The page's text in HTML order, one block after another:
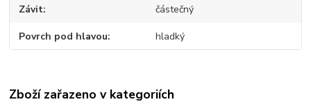
Závit částečný
Povrch pod hlavou hladký
Zboží zařazeno v kategoriích